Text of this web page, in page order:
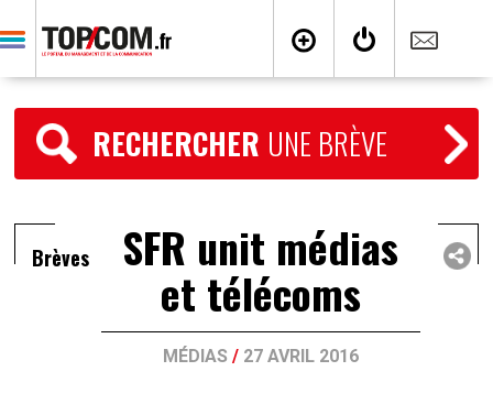
RECHERCHER UNE BRÈVE
Brèves SFR unit médias
et télécoms
MÉDIAS / 27 AVRIL 2016